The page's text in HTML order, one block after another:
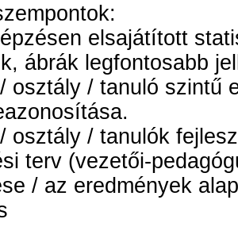
elsajátított
ábrák legfontosabb
osztály / tanuló szintű
osztály / tanulók
terv (vezetői-
/ az eredmények